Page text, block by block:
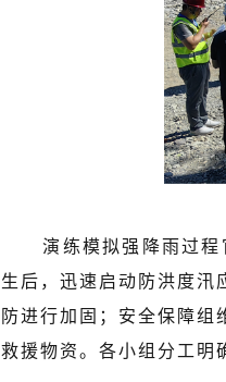
演练模拟强降雨过
生后，迅速启动防洪度汛
防进行加固；安全保障
救援物资。各小组分工明